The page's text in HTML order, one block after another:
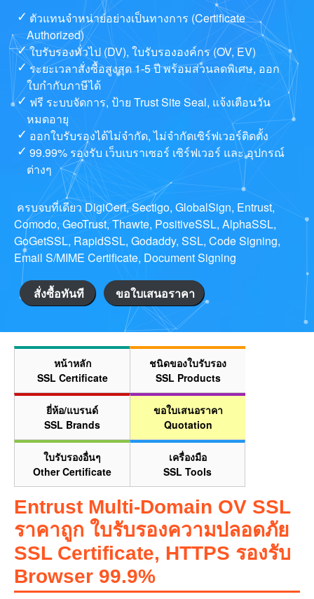
ตัวแทนจำหน่ายอย่างเป็นทางการ (Certificate
Authorized)
ใบรับรองทั่วไป (DV), ใบรับรององค์กร (OV, EV)
ระยะเวลาสั่งซื้อสูงสุด 1-5 ปี พร้อมส่วนลดพิเศษ, ออก
ใบกำกับภาษีได้
ฟรี ระบบจัดการ, ป้าย Trust Site Seal, แจ้งเตือนวัน
หมดอายุ
ออกใบรับรองได้ไม่จำกัด, ไม่จำกัดเซิร์ฟเวอร์ติดตั้ง
99.99% รองรับ เว็บเบราเซอร์ เซิร์ฟเวอร์ และ อุปกรณ์
ต่างๆ
ครบจบที่เดียว DigiCert, Sectigo, GlobalSign, Entrust,
Comodo, GeoTrust, Thawte, PositiveSSL, AlphaSSL,
GoGetSSL, RapidSSL, Godaddy, SSL, Code Signing,
Email S/MIME Certificate, Document Signing
สั่งซื้อทันที ขอใบเสนอราคา
หน้าหลัก
SSL Certificate
ชนิดของใบรับรอง
SSL Products
ยี่ห้อ/แบรนด์
SSL Brands
ขอใบเสนอราคา
Quotation
ใบรับรองอื่นๆ
Other Certificate
เครื่องมือ
SSL Tools
Entrust Multi-Domain OV SSL
ราคาถูก ใบรับรองความปลอดภัย
SSL Certificate, HTTPS รองรับ
Browser 99.9%